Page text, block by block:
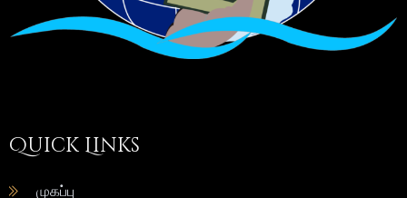
Quick Links
முகப்பு